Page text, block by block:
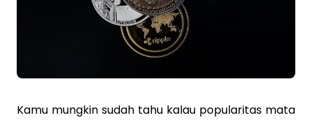
Kamu mungkin sudah tahu kalau popularitas mata